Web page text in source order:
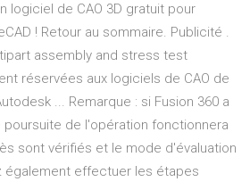
logiciel de CAO 3D gratuit pour
! Retour au sommaire. Publicité .
assembly and stress test
réservées aux logiciels de CAO de
... Remarque : si Fusion 360 a
de l'opération fonctionnera
sont vérifiés et le mode d'évaluation
également effectuer les étapes